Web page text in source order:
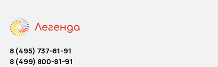
8 (495) 737-81-91
8 (499) 800-81-91